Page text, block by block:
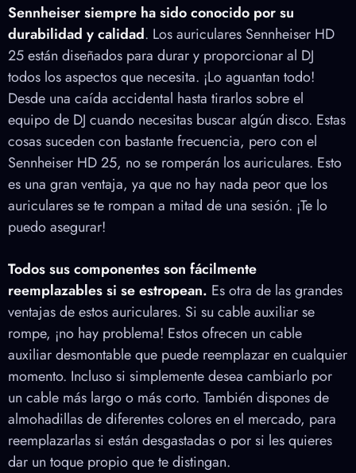
Sennheiser siempre ha sido conocido por su
durabilidad y calidad. Los auriculares Sennheiser HD
25 están diseñados para durar y proporcionar al DJ
todos los aspectos que necesita. ¡Lo aguantan todo!
Desde una caída accidental hasta tirarlos sobre el
equipo de DJ cuando necesitas buscar algún disco. Estas
cosas suceden con bastante frecuencia, pero con el
Sennheiser HD 25, no se romperán los auriculares. Esto
es una gran ventaja, ya que no hay nada peor que los
auriculares se te rompan a mitad de una sesión. ¡Te lo
puedo asegurar!
Todos sus componentes son fácilmente
reemplazables si se estropean. Es otra de las grandes
ventajas de estos auriculares. Si su cable auxiliar se
rompe, ¡no hay problema! Estos ofrecen un cable
auxiliar desmontable que puede reemplazar en cualquier
momento. Incluso si simplemente desea cambiarlo por
un cable más largo o más corto. También dispones de
almohadillas de diferentes colores en el mercado, para
reemplazarlas si están desgastadas o por si les quieres
dar un toque propio que te distingan.